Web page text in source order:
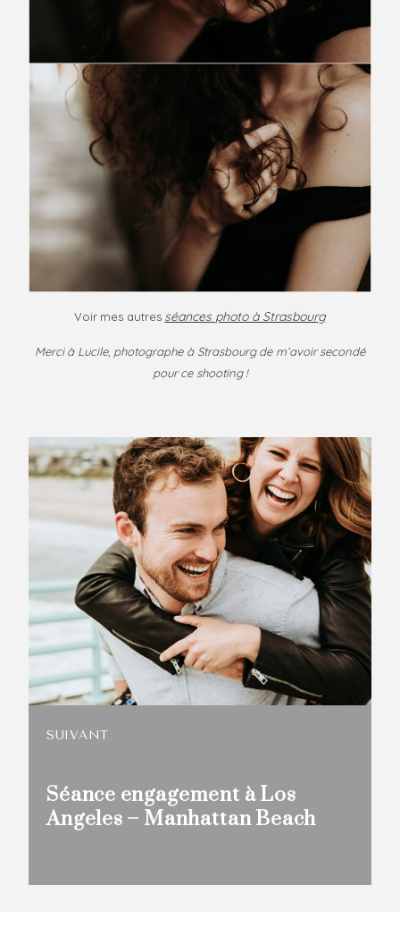
Voir mes autres séances photo à Strasbourg
Merci à Lucile, photographe à Strasbourg de m’avoir secondé
pour ce shooting !
SUIVANT
Séance engagement à Los
Angeles – Manhattan Beach